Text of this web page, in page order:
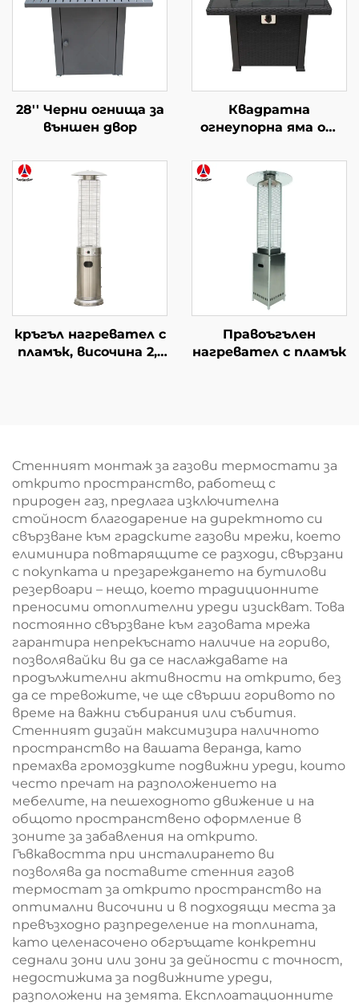
28'' Черни огнища за
външен двор
Квадратна
огнеупорна яма от
кръгъл нагревател с
пламък, височина 2,1
Правоъгълен
нагревател с пламък
Стенният монтаж за газови термостати за
открито пространство, работещ с
природен газ, предлага изключителна
стойност благодарение на директното си
свързване към градските газови мрежи, което
елиминира повтарящите се разходи, свързани
с покупката и презареждането на бутилови
резервоари – нещо, което традиционните
преносими отоплителни уреди изискват. Това
постоянно свързване към газовата мрежа
гарантира непрекъснато наличие на гориво,
позволявайки ви да се наслаждавате на
продължителни активности на открито, без
да се тревожите, че ще свърши горивото по
време на важни събирания или събития.
Стенният дизайн максимизира наличното
пространство на вашата веранда, като
премахва громоздките подвижни уреди, които
често пречат на разположението на
мебелите, на пешеходното движение и на
общото пространствено оформление в
зоните за забавления на открито.
Гъвкавостта при инсталирането ви
позволява да поставите стенния газов
термостат за открито пространство на
оптимални височини и в подходящи места за
превъзходно разпределение на топлината,
като целенасочено обгръщате конкретни
седнали зони или зони за дейности с точност,
недостижима за подвижните уреди,
разположени на земята. Експлоатационните